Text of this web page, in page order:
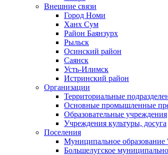
Внешние связи
Город Номи
Ханх Сум
Район Баянзурх
Рыльск
Осинский район
Саянск
Усть-Илимск
Истринский район
Организации
Территориальные
Основные промышленные
Образовательные учреждения
Учреждения культуры, досуга
Поселения
Муниципальное
Большелугское